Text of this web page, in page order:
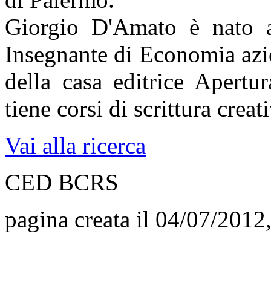
Giorgio D'Amato è nato
Insegnante di Economia
della casa editrice
tiene corsi di scrittura
Vai alla ricerca
CED BCRS
pagina creata il 04/07/